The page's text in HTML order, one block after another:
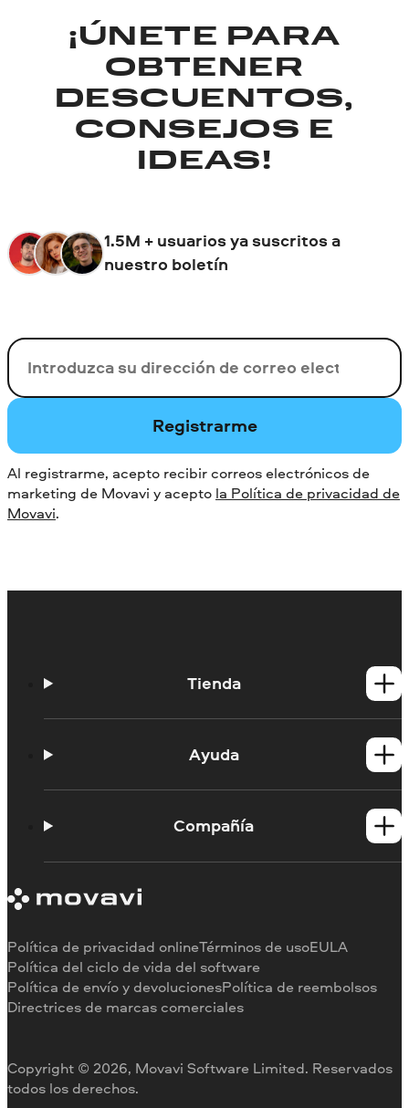
¡ÚNETE PARA
OBTENER
DESCUENTOS,
CONSEJOS E
IDEAS!
1.5M + usuarios ya suscritos a
nuestro boletín
Su correo electrónico
Registrarme
Al registrarme, acepto recibir correos electrónicos de
marketing de Movavi y acepto la Política de privacidad de
Movavi.
Tienda
Productos para MacAyuda
Portal de aprendizaje
Limitaciones de la versión de prueba
Reembolso
Compañía
Testimonios
Por qué elegirnos
Para el trabajo
Copyright © 2026, Movavi Software Limited. Reservados
todos los derechos.
Política de privacidad onlineTérminos de usoEULA
Política del ciclo de vida del software
Política de envío y devolucionesPolítica de reembolsos
Directrices de marcas comerciales